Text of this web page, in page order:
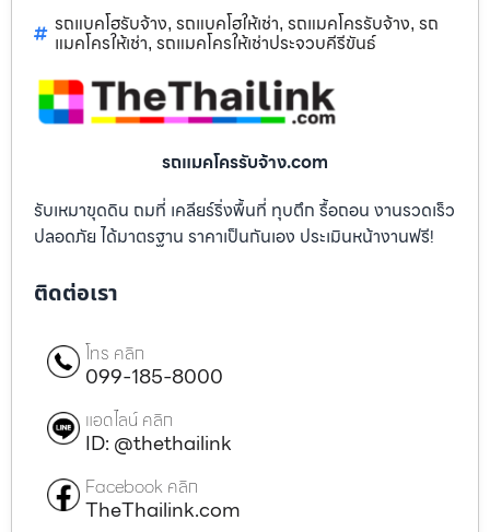
รถแบคโฮรับจ้าง, รถแบคโฮให้เช่า, รถแมคโครรับจ้าง, รถ
แมคโครให้เช่า, รถแมคโครให้เช่าประจวบคีรีขันธ์
รถแมคโครรับจ้าง.com
รับเหมาขุดดิน ถมที่ เคลียร์ริ่งพื้นที่ ทุบตึก รื้อถอน งานรวดเร็ว
ปลอดภัย ได้มาตรฐาน ราคาเป็นกันเอง ประเมินหน้างานฟรี!
ติดต่อเรา
โทร คลิก
099-185-8000
แอดไลน์ คลิก
ID: @thethailink
Facebook คลิก
TheThailink.com